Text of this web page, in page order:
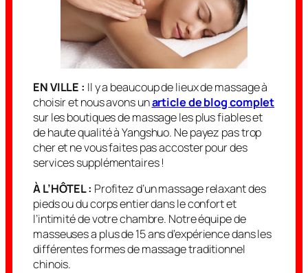
EN VILLE : Il y a beaucoup de lieux de massage à
choisir et nous avons unarticle de blog complet
sur les boutiques de massage les plus fiables et
de haute qualité à Yangshuo. Ne payez pas trop
cher et ne vous faites pas accoster pour des
services supplémentaires !
À L’HÔTEL : Profitez d’un massage relaxant des
pieds ou du corps entier dans le confort et
l’intimité de votre chambre. Notre équipe de
masseuses a plus de 15 ans d’expérience dans les
différentes formes de massage traditionnel
chinois.